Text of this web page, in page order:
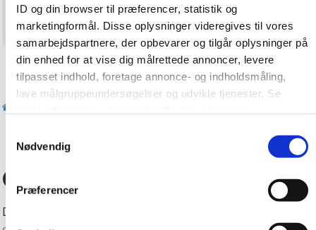
ID og din browser til præferencer, statistik og
marketingformål. Disse oplysninger videregives til vores
samarbejdspartnere, der opbevarer og tilgår oplysninger på
din enhed for at vise dig målrettede annoncer, levere
tilpasset indhold, foretage annonce- og indholdsmåling,
lave målgruppeundersøgelser og udvikle tjenester. Se
eller ændre indstillinger fra vores "Cookiedeklaration", eller
Hvis du tillader det, vil vi også gerne:
Nødvendig
Præferencer
Anmeld
[Spring til toppen]
Gratis eksperthjælp
Det er gratis at søge hjælp hos vores eksperter -